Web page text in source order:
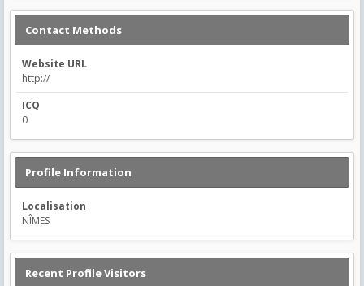
Contact Methods
Website URL
http://
ICQ
0
Profile Information
Localisation
NÎMES
Recent Profile Visitors